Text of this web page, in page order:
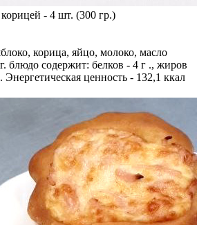
- 4 шт. (300 гр.)
корица, яйцо, молоко, масло
блюдо содержит: белков - 4 г ., жиров
Энергетическая ценность - 132,1 ккал